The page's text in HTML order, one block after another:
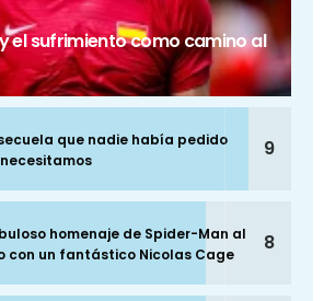
el sufrimiento como camino al
que nadie había pedido
9
homenaje de Spider-Man al
con un fantástico Nicolas Cage
8